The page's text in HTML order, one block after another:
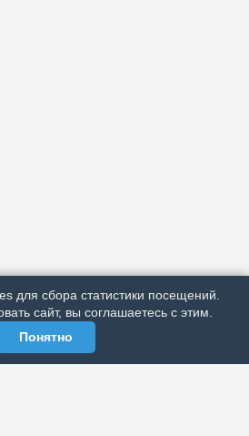
для сбора статистики посещений.
сайт, вы соглашаетесь с этим.
Понятно